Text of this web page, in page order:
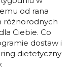
od rana
różnorodnych
Ciebie. Co
dostaw i
dietetyczny